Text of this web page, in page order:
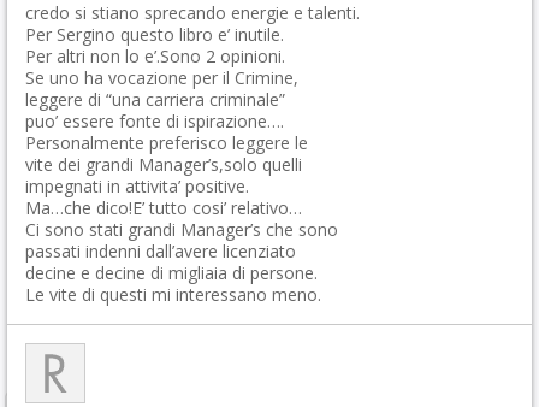
credo si stiano sprecando energie e talenti.
Per Sergino questo libro e’ inutile.
Per altri non lo e’.Sono 2 opinioni.
Se uno ha vocazione per il Crimine,
leggere di “una carriera criminale”
puo’ essere fonte di ispirazione….
Personalmente preferisco leggere le
vite dei grandi Manager’s,solo quelli
impegnati in attivita’ positive.
Ma…che dico!E’ tutto cosi’ relativo…
Ci sono stati grandi Manager’s che sono
passati indenni dall’avere licenziato
decine e decine di migliaia di persone.
Le vite di questi mi interessano meno.